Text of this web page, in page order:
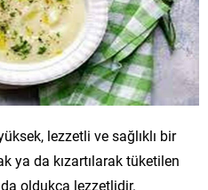
lezzetli ve sağlıklı bir
ya da kızartılarak tüketilen
oldukça lezzetlidir.